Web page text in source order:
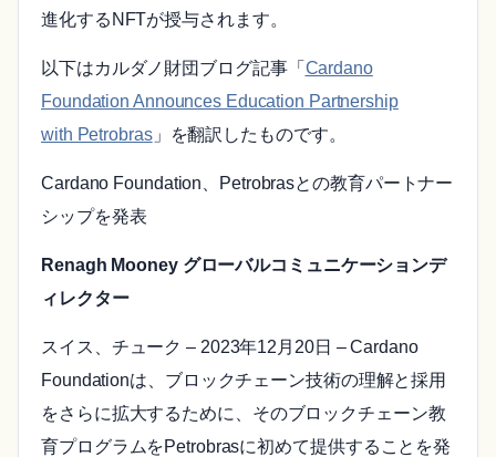
進化するNFTが授与されます。
以下はカルダノ財団ブログ記事「 Cardano
Foundation Announces Education Partnership
with Petrobras」を翻訳したものです。
Cardano Foundation、Petrobrasとの教育パートナー
シップを発表
Renagh Mooney グローバルコミュニケーションデ
ィレクター
スイス、チューク – 2023年12月20日 – Cardano
Foundationは、ブロックチェーン技術の理解と採用
をさらに拡大するために、そのブロックチェーン教
育プログラムをPetrobrasに初めて提供することを発